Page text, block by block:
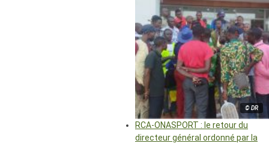
© DR
RCA-ONASPORT : le retour du
directeur général ordonné par la